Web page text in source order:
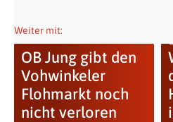
Weiter mit:
OB Jung gibt den
Vohwinkeler
Flohmarkt noch
nicht verloren